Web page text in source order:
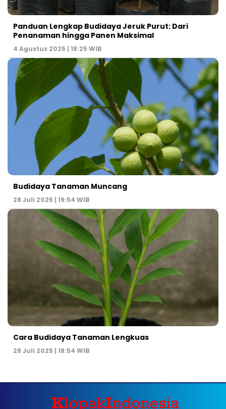
Panduan Lengkap Budidaya Jeruk Purut: Dari
Penanaman hingga Panen Maksimal
4 Agustus 2025 | 18:25 WIB
Budidaya Tanaman Muncang
28 Juli 2025 | 19:54 WIB
Cara Budidaya Tanaman Lengkuas
28 Juli 2025 | 18:54 WIB